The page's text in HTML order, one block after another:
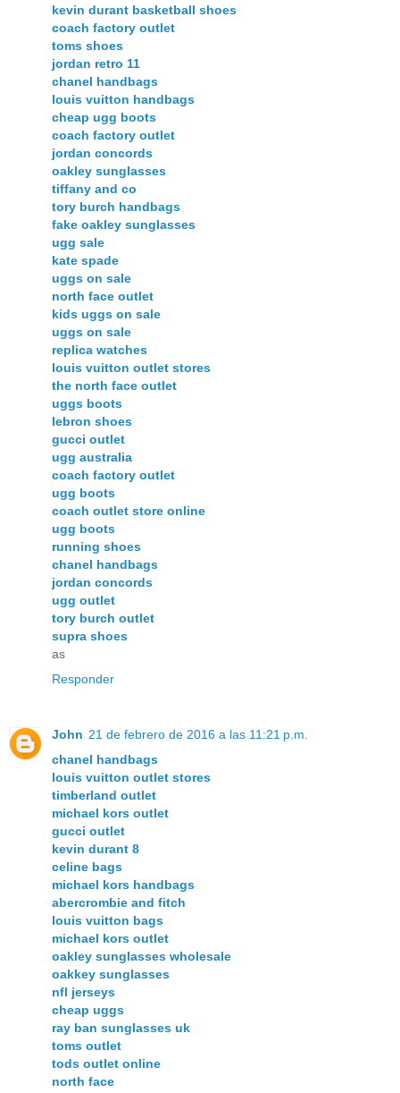
kevin durant basketball shoes
coach factory outlet
toms shoes
jordan retro 11
chanel handbags
louis vuitton handbags
cheap ugg boots
coach factory outlet
jordan concords
oakley sunglasses
tiffany and co
tory burch handbags
fake oakley sunglasses
ugg sale
kate spade
uggs on sale
north face outlet
kids uggs on sale
uggs on sale
replica watches
louis vuitton outlet stores
the north face outlet
uggs boots
lebron shoes
gucci outlet
ugg australia
coach factory outlet
ugg boots
coach outlet store online
ugg boots
running shoes
chanel handbags
jordan concords
ugg outlet
tory burch outlet
supra shoes
as
Responder
John 21 de febrero de 2016 a las 11:21 p.m.
chanel handbags
louis vuitton outlet stores
timberland outlet
michael kors outlet
gucci outlet
kevin durant 8
celine bags
michael kors handbags
abercrombie and fitch
louis vuitton bags
michael kors outlet
oakley sunglasses wholesale
oakkey sunglasses
nfl jerseys
cheap uggs
ray ban sunglasses uk
toms outlet
tods outlet online
north face